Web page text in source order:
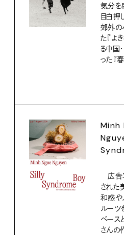
気分を
目白押
郊外の
た『よ
る中国
った『
Minh
広告
された
和感や
ルーツ
ベース
さんの